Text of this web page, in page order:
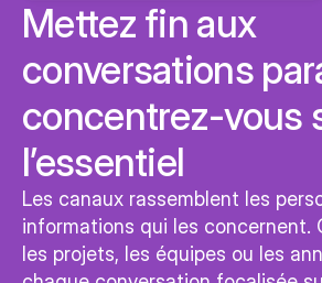
Mettez fin aux
conversations
concentrez-vous
l’essentiel
Les canaux rassemblent les
informations qui les concernent.
les projets, les équipes ou les